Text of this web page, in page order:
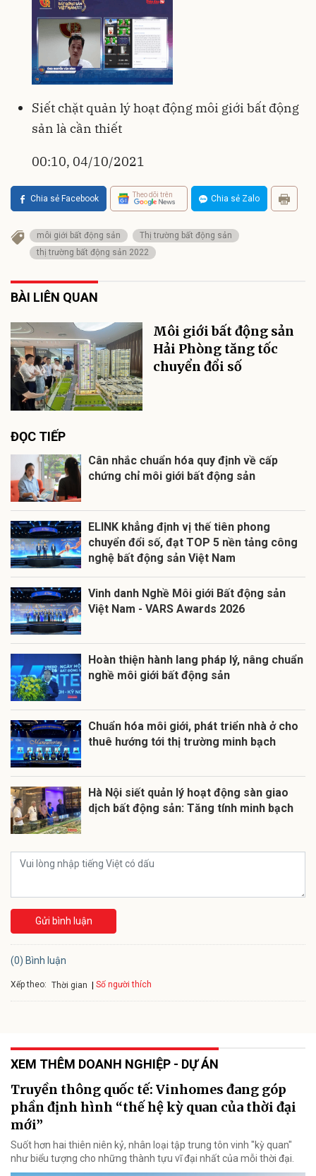
Siết chặt quản lý hoạt động môi giới bất động
sản là cần thiết
00:10, 04/10/2021
Chia sẻ Facebook Theo dõi trên Chia sẻ Zalo
môi giới bất động sản
Thị trường bất động sản
thị trường bất động sản 2022
BÀI LIÊN QUAN
Môi giới bất động sản
Hải Phòng tăng tốc
chuyển đổi số
ĐỌC TIẾP
Cân nhắc chuẩn hóa quy định về cấp
chứng chỉ môi giới bất động sản
ELINK khẳng định vị thế tiên phong
chuyển đổi số, đạt TOP 5 nền tảng công
nghệ bất động sản Việt Nam
Vinh danh Nghề Môi giới Bất động sản
Việt Nam - VARS Awards 2026
Hoàn thiện hành lang pháp lý, nâng chuẩn
nghề môi giới bất động sản
Chuẩn hóa môi giới, phát triển nhà ở cho
thuê hướng tới thị trường minh bạch
Hà Nội siết quản lý hoạt động sàn giao
dịch bất động sản: Tăng tính minh bạch
Gửi bình luận
(0) Bình luận
Xếp theo: Thời gian Số người thích
XEM THÊM DOANH NGHIỆP - DỰ ÁN
Truyền thông quốc tế: Vinhomes đang góp
phần định hình “thế hệ kỳ quan của thời đại
mới”
Suốt hơn hai thiên niên kỷ, nhân loại tập trung tôn vinh "kỳ quan"
như biểu tượng cho những thành tựu vĩ đại nhất của mỗi thời đại.